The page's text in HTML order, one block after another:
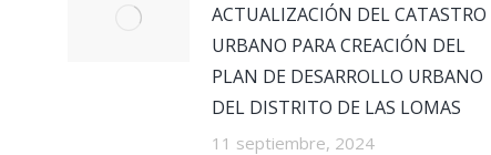
ACTUALIZACIÓN DEL CATASTRO
URBANO PARA CREACIÓN DEL
PLAN DE DESARROLLO URBANO
DEL DISTRITO DE LAS LOMAS
11 septiembre, 2024